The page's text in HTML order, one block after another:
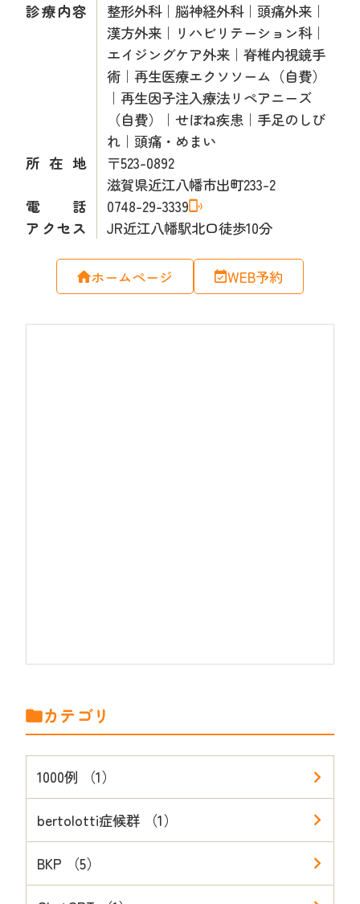
診療内容
整形外科｜脳神経外科｜頭痛外来｜
漢方外来｜リハビリテーション科｜
エイジングケア外来｜脊椎内視鏡手
術｜再生医療エクソソーム（自費）
｜再生因子注入療法リペアニーズ
（自費）｜せぼね疾患｜手足のしび
れ｜頭痛・めまい
所在地
〒523-0892
滋賀県近江八幡市出町233-2
電話
0748-29-3339
アクセス
JR近江八幡駅北口徒歩10分
ホームページ WEB予約
カテゴリ
1000例 （1）
bertolotti症候群 （1）
BKP （5）